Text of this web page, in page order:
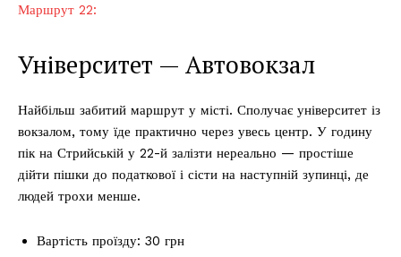
Маршрут 22:
Університет — Автовокзал
Найбільш забитий маршрут у місті. Сполучає університет із
вокзалом, тому їде практично через увесь центр. У годину
пік на Стрийській у 22-й залізти нереально — простіше
дійти пішки до податкової і сісти на наступній зупинці, де
людей трохи менше.
Вартість проїзду: 30 грн